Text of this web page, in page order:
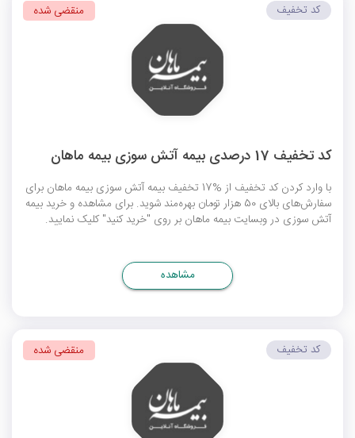
کد تخفیف 17 درصدی بیمه آتش سوزی بیمه ماهان
با وارد کردن کد تخفیف از %17 تخفیف بیمه آتش سوزی بیمه ماهان برای
سفارش‌های بالای 50 هزار تومان بهره‌مند شوید. برای مشاهده و خرید بیمه
آتش سوزی در وبسایت بیمه ماهان بر روی "خرید کنید" کلیک نمایید.
کد تخفیف منقضی شده
مشاهده
کد تخفیف منقضی شده